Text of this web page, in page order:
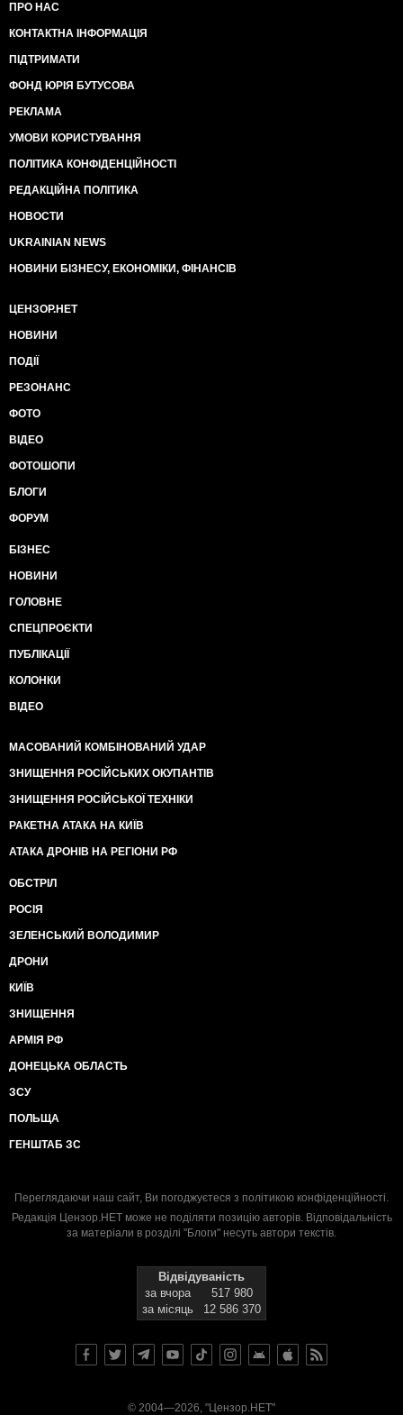
ПРО НАС
КОНТАКТНА ІНФОРМАЦІЯ
ПІДТРИМАТИ
ФОНД ЮРІЯ БУТУСОВА
РЕКЛАМА
УМОВИ КОРИСТУВАННЯ
ПОЛІТИКА КОНФІДЕНЦІЙНОСТІ
РЕДАКЦІЙНА ПОЛІТИКА
НОВОСТИ
UKRAINIAN NEWS
НОВИНИ БІЗНЕСУ, ЕКОНОМІКИ, ФІНАНСІВ
ЦЕНЗОР.НЕТ
НОВИНИ
ПОДІЇ
РЕЗОНАНС
ФОТО
ВІДЕО
ФОТОШОПИ
БЛОГИ
ФОРУМ
БІЗНЕС
НОВИНИ
ГОЛОВНЕ
СПЕЦПРОЄКТИ
ПУБЛІКАЦІЇ
КОЛОНКИ
ВІДЕО
МАСОВАНИЙ КОМБІНОВАНИЙ УДАР
ЗНИЩЕННЯ РОСІЙСЬКИХ ОКУПАНТІВ
ЗНИЩЕННЯ РОСІЙСЬКОЇ ТЕХНІКИ
РАКЕТНА АТАКА НА КИЇВ
АТАКА ДРОНІВ НА РЕГІОНИ РФ
ОБСТРІЛ
РОСІЯ
ЗЕЛЕНСЬКИЙ ВОЛОДИМИР
ДРОНИ
КИЇВ
ЗНИЩЕННЯ
АРМІЯ РФ
ДОНЕЦЬКА ОБЛАСТЬ
ЗСУ
ПОЛЬЩА
ГЕНШТАБ ЗС
Переглядаючи наш сайт, Ви погоджуєтеся з політикою конфіденційності.
Редакція Цензор.НЕТ може не поділяти позицію авторів. Відповідальність
за матеріали в розділі "Блоги" несуть автори текстів.
Відвідуваність
за вчора
517 980
за місяць
12 586 370
© 2004—2026, "Цензор.НЕТ"